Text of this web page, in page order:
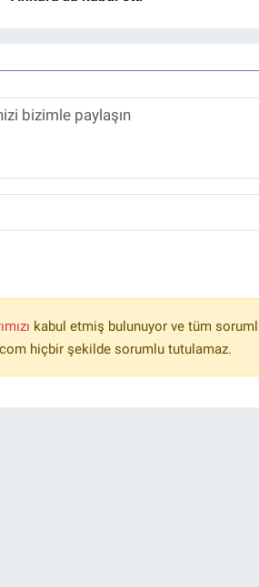
kabul etmiş bulunuyor ve tüm
hiçbir şekilde sorumlu tutulamaz.